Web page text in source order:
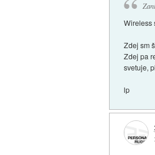
Wireless
Zdej sm
Zdej pa
svetuje,
lp